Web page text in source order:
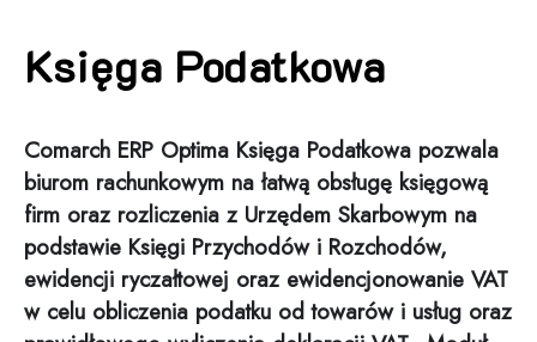
Księga Podatkowa
Comarch ERP Optima Księga Podatkowa pozwala
biurom rachunkowym na łatwą obsługę księgową
firm oraz rozliczenia z Urzędem Skarbowym na
podstawie Księgi Przychodów i Rozchodów,
ewidencji ryczałtowej oraz ewidencjonowanie VAT
w celu obliczenia podatku od towarów i usług oraz